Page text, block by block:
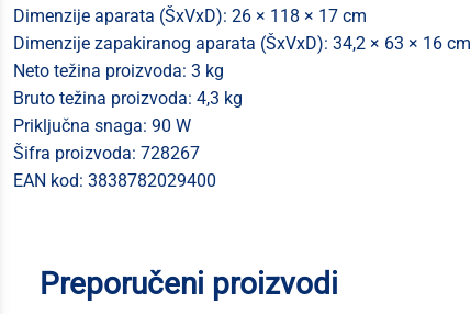
Dimenzije aparata (ŠxVxD): 26 × 118 × 17 cm
Dimenzije zapakiranog aparata (ŠxVxD): 34,2 × 63 × 16 cm
Neto težina proizvoda: 3 kg
Bruto težina proizvoda: 4,3 kg
Priključna snaga: 90 W
Šifra proizvoda: 728267
EAN kod: 3838782029400
Preporučeni proizvodi